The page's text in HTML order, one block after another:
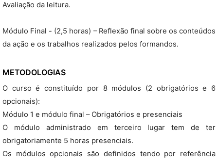
Avaliação da leitura.
Módulo Final - (2,5 horas) – Reflexão final sobre os conteúdos
da ação e os trabalhos realizados pelos formandos.
METODOLOGIAS
O curso é constituído por 8 módulos (2 obrigatórios e 6
opcionais):
Módulo 1 e módulo final – Obrigatórios e presenciais
O módulo administrado em terceiro lugar tem de ter
obrigatoriamente 5 horas presenciais.
Os módulos opcionais são definidos tendo por referência